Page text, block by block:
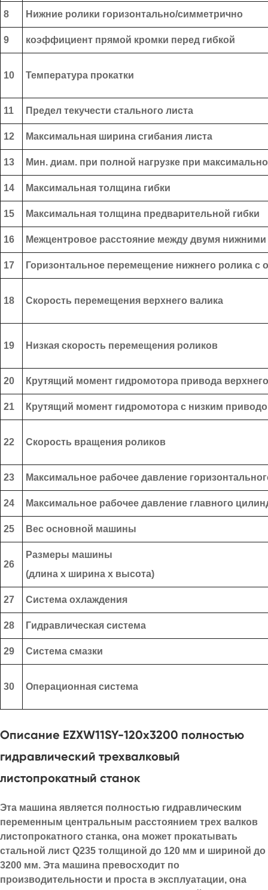
8 Нижние ролики горизонтально/симметрично
9 коэффициент прямой кромки перед гибкой
10 Температура прокатки
11 Предел текучести стального листа
12 Максимальная ширина сгибания листа
13 Мин. диам. при полной нагрузке при
14 Максимальная толщина гибки
15 Максимальная толщина предварительной гибки
16 Межцентровое расстояние между двумя
17 Горизонтальное перемещение нижнего ролика с
18 Скорость перемещения верхнего валика
19 Низкая скорость перемещения роликов
20 Крутящий момент гидромотора привода
21 Крутящий момент гидромотора с низким
22 Скорость вращения роликов
23 Максимальное рабочее давление
24 Максимальное рабочее давление главного
25 Вес основной машины
26
Размеры машины
(длина х ширина х высота)
27 Система охлаждения
28 Гидравлическая система
29 Система смазки
30 Операционная система
Описание EZXW11SY-120x3200 полностью
гидравлический трехвалковый
листопрокатный станок
Эта машина является полностью гидравлическим
переменным центральным расстоянием трех валков
листопрокатного станка, она может прокатывать
стальной лист Q235 толщиной до 120 мм и шириной до
3200 мм. Эта машина превосходит по
производительности и проста в эксплуатации, она